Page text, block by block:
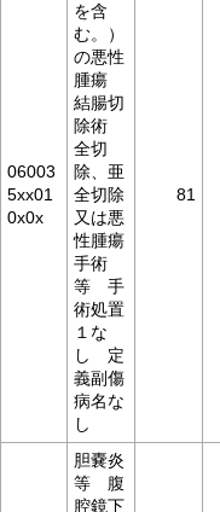
06003
5xx01
0x0x
を含
む。）
の悪性
腫瘍
結腸切
除術
全切
除、亜
全切除
又は悪
性腫瘍
手術
等 手
術処置
１な
し 定
義副傷
病名な
し
81
胆嚢炎
等 腹
腔鏡下